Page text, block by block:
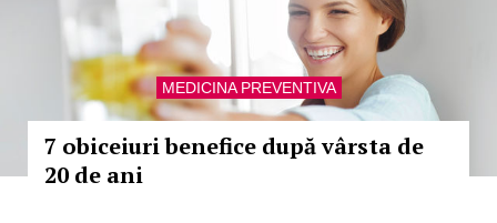
MEDICINA PREVENTIVA
7 obiceiuri benefice după vârsta de
20 de ani